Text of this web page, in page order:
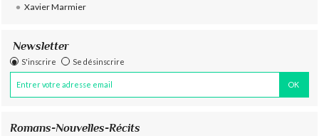
Xavier Marmier
Newsletter
S'inscrire Se désinscrire
Romans-Nouvelles-Récits